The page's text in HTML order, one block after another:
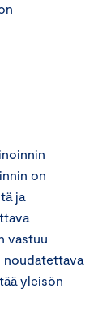
on
ja
vastuu
noudatettava
yleisön